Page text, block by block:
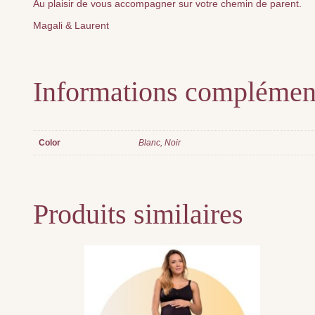
Au plaisir de vous accompagner sur votre chemin de parent.
Magali & Laurent
Informations
Color Blanc, Noir
Produits similaires
Ce
produit
a
plusieurs
variations.
Les
options